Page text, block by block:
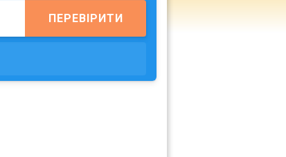
ПЕРЕВІРИТИ